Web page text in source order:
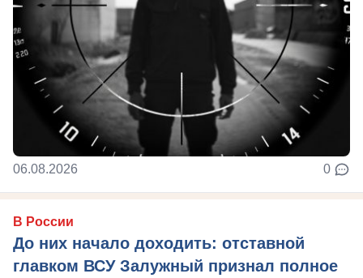
06.08.2026 0
В России
До них начало доходить: отставной
главком ВСУ Залужный признал полное